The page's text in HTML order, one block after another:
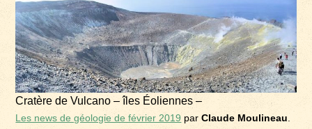
Cratère de Vulcano – îles Éoliennes –
Les news de géologie de février 2019 parClaude Moulineau